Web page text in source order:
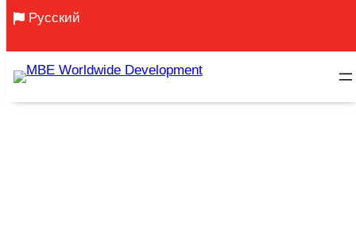
Перейти
содержимому
Русский